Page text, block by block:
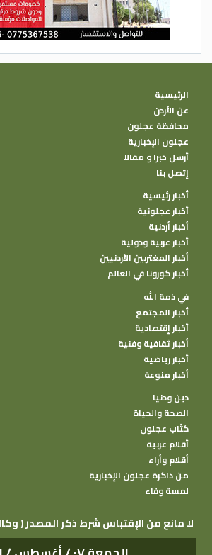
الرئيسية
عن الأردن
محافظة عجلون
عجلون الإخبارية
أرسل خبرا و مقالا
إتصل بنا
أخبار رئيسية
أخبار عجلونية
أخبار أردنية
أخبار عربية ودولية
أخبار المغتربين الأردنيين
أخبار كورونا في العالم
في ذمة الله
أخبار المجتمع
أخبار إقتصادية
أخبار ثقافية وفنية
أخبار رياضية
أخبار منوعة
دين ودنيا
الصحة والحياة
كتًاب عجلون
أقلام عربية
أقلام وأراء
من ذاكرة عجلون الإخبارية
لمسة وفاء
( وكالة عجلون الإخبارية ) لا مانع من الإقتباس شرط ذكر المصدر